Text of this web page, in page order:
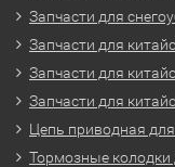
Запчасти для
Запчасти для
Запчасти для
Запчасти для
Цепь приводная
Тормозные колодки